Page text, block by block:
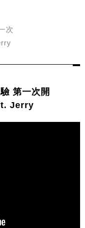
次
第一次開
Jerry